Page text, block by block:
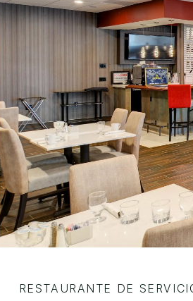
RESTAURANTE DE